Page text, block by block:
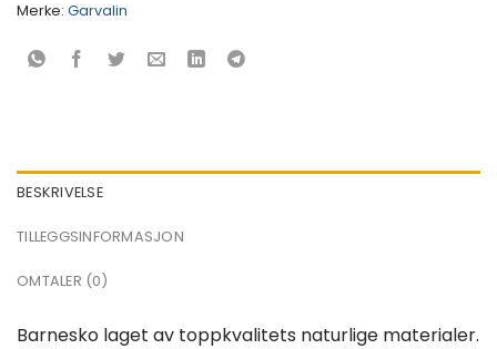
Merke: Garvalin
BESKRIVELSE
TILLEGGSINFORMASJON
OMTALER (0)
Barnesko laget av toppkvalitets naturlige materialer.